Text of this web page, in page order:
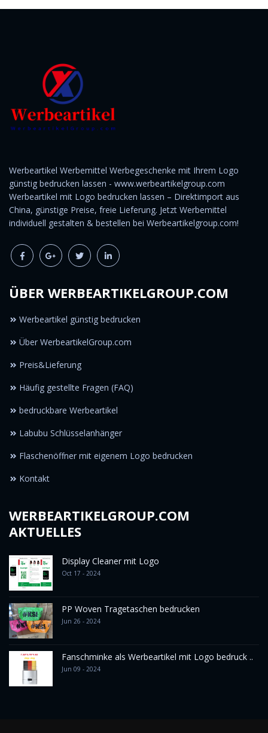
Werbeartikel Werbemittel Werbegeschenke mit Ihrem Logo
günstig bedrucken lassen - www.werbeartikelgroup.com
Werbeartikel mit Logo bedrucken lassen – Direktimport aus
China, günstige Preise, freie Lieferung. Jetzt Werbemittel
individuell gestalten & bestellen bei Werbeartikelgroup.com!
ÜBER WERBEARTIKELGROUP.COM
Werbeartikel günstig bedrucken
Über WerbeartikelGroup.com
Preis&Lieferung
Häufig gestellte Fragen (FAQ)
bedruckbare Werbeartikel
Labubu Schlüsselanhänger
Flaschenöffner mit eigenem Logo bedrucken
Kontakt
WERBEARTIKELGROUP.COM
AKTUELLES
Display Cleaner mit Logo
Oct 17 - 2024
PP Woven Tragetaschen bedrucken
Jun 26 - 2024
Fanschminke als Werbeartikel mit Logo bedruck ..
Jun 09 - 2024